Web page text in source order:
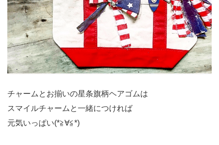
チャームとお揃いの星条旗柄ヘアゴムは
スマイルチャームと一緒につければ
元気いっぱい(*≧∀≦*)